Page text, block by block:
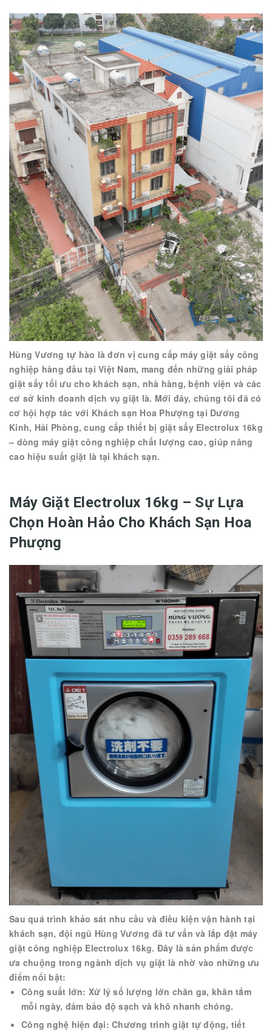
Hùng Vương tự hào là đơn vị cung cấp máy giặt sấy công
nghiệp hàng đầu tại Việt Nam, mang đến những giải pháp
giặt sấy tối ưu cho khách sạn, nhà hàng, bệnh viện và các
cơ sở kinh doanh dịch vụ giặt là. Mới đây, chúng tôi đã có
cơ hội hợp tác với Khách sạn Hoa Phượng tại Dương
Kinh, Hải Phòng, cung cấp thiết bị giặt sấy Electrolux 16kg
– dòng máy giặt công nghiệp chất lượng cao, giúp nâng
cao hiệu suất giặt là tại khách sạn.
Máy Giặt Electrolux 16kg – Sự Lựa
Chọn Hoàn Hảo Cho Khách Sạn Hoa
Phượng
Sau quá trình khảo sát nhu cầu và điều kiện vận hành tại
khách sạn, đội ngũ Hùng Vương đã tư vấn và lắp đặt máy
giặt công nghiệp Electrolux 16kg. Đây là sản phẩm được
ưa chuộng trong ngành dịch vụ giặt là nhờ vào những ưu
điểm nổi bật:
Công suất lớn: Xử lý số lượng lớn chăn ga, khăn tắm
mỗi ngày, đảm bảo độ sạch và khô nhanh chóng.
Công nghệ hiện đại: Chương trình giặt tự động, tiết